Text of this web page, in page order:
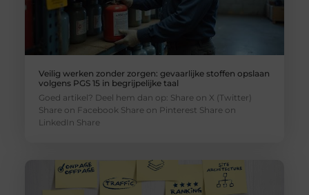
Veilig werken zonder zorgen: gevaarlijke stoffen opslaan
volgens PGS 15 in begrijpelijke taal
Goed artikel? Deel hem dan op: Share on X (Twitter)
Share on Facebook Share on Pinterest Share on
LinkedIn Share